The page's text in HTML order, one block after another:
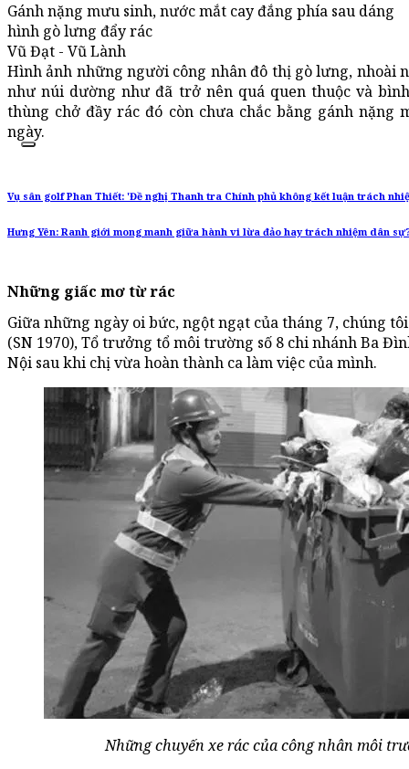
Gánh nặng mưu sinh, nước mắt cay đắng phía sau dáng
hình gò lưng đẩy rác
Vũ Đạt - Vũ Lành
Hình ảnh những người công nhân đô thị gò lưng, nhoài
như núi dường như đã trở nên quá quen thuộc và
thùng chở đầy rác đó còn chưa chắc bằng gánh nặng
ngày.
Vụ sân golf Phan Thiết: 'Đề nghị Thanh tra Chính phủ không kết luận trách
Hưng Yên: Ranh giới mong manh giữa hành vi lừa đảo hay trách nhiệm dân
Những giấc mơ từ rác
Giữa những ngày oi bức, ngột ngạt của tháng 7, chúng
(SN 1970), Tổ trưởng tổ môi trường số 8 chi nhánh Ba
Nội sau khi chị vừa hoàn thành ca làm việc của mình.
Những chuyến xe rác của công nhân môi